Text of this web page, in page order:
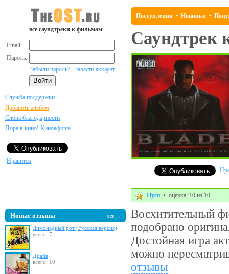
все саундтреки к фильмам
Email:
Пароль:
Забыли пароль?
Завести аккаунт
Служба поддержки
Добавить альбом
Слова благодарности
Пора в кино! Киноафиша
Нравится
Новые отзывы все →
Лимонадный рот (Русская версия)
всего: 7
Драйв
всего: 10
Поступления • Новинки •
Саундтрек
Пуся • оценка: 10 из 10
Восхитительный
подобрано
Достойная игра
можно
отзывы